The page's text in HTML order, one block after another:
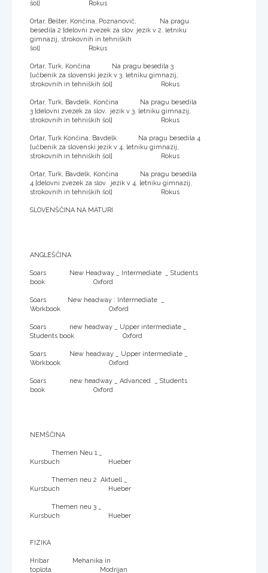
šol] Rokus
Ortar, Bešter, Končina, Poznanovič, Na pragu
besedila 2 [delovni zvezek za slov. jezik v 2. letniku
gimnazij, strokovnih in tehniških
šol] Rokus
Ortar, Turk, Končina Na pragu besedila 3
[učbenik za slovenski jezik v 3. letniku gimnazij,
strokovnih in tehniških šol] Rokus
Ortar, Turk, Bavdelk, Končina Na pragu besedila
3 [delovni zvezek za slov. jezik v 3. letniku gimnazij,
strokovnih in tehniških šol] Rokus
Ortar, Turk Končina, Bavdelk Na pragu besedila 4
[učbenik za slovenski jezik v 4. letniku gimnazij,
strokovnih in tehniških šol] Rokus
Ortar, Turk, Bavdelk, Končina Na pragu besedila
4 [delovni zvezek za slov. jezik v 4. letniku gimnazij,
strokovnih in tehniških šol] Rokus
SLOVENŠČINA NA MATURI
ANGLEŠČINA
Soars New Headway _ Intermediate _ Students
book Oxford
Soars New headway : Intermediate _
Workbook Oxford
Soars new headway _ Upper intermediate _
Students book Oxford
Soars New headway _ Upper intermediate _
Workbook Oxford
Soars new headway _ Advanced _ Students
book Oxford
NEMŠČINA
Themen Neu 1 _
Kursbuch Hueber
Themen neu 2 Aktuell _
Kursbuch Hueber
Themen neu 3 _
Kursbuch Hueber
FIZIKA
Hribar Mehanika in
toplota Modrijan